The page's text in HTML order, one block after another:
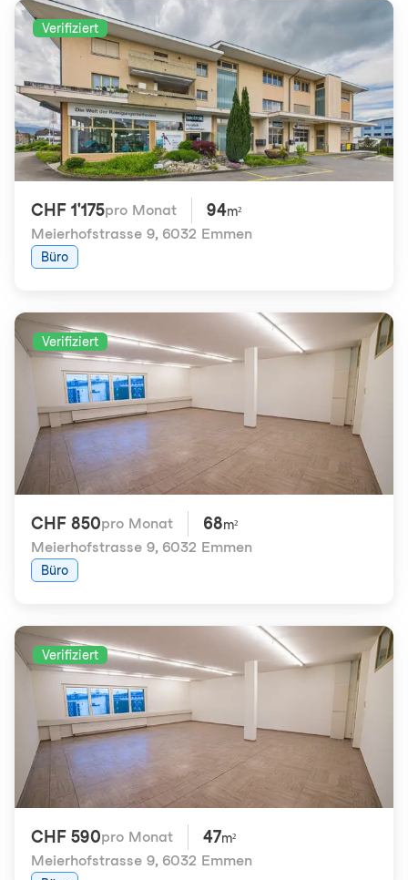
Verifiziert
CHF 1'175pro Monat 94m²
Meierhofstrasse 9, 6032 Emmen
Büro
Verifiziert
CHF 850pro Monat 68m²
Meierhofstrasse 9, 6032 Emmen
Büro
Verifiziert
CHF 590pro Monat 47m²
Meierhofstrasse 9, 6032 Emmen